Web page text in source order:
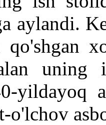
aylandi.
uning
yildayoq
o'lchov